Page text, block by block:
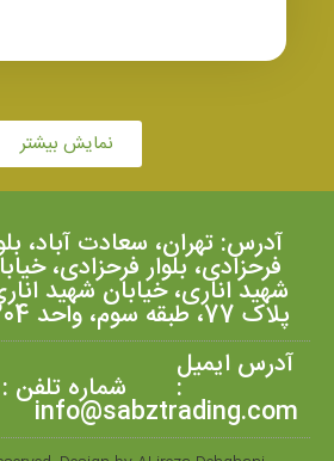
نمایش بیشتر
آدرس: تهران، سعادت آباد،
فرحزادی، بلوار فرحزادی،
شهید اناری، خیابان شهید
پلاک 77، طبقه سوم، واحد 304.
آدرس ایمیل
:
info@sabztrading.com
شماره تلفن : 021-88385904